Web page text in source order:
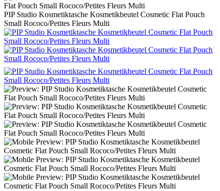
PIP Studio Kosmetiktasche Kosmetikbeutel Cosmetic Flat Pouch
Small Rococo/Petites Fleurs Multi